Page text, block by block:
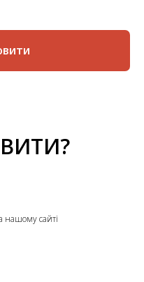
нашому сайті